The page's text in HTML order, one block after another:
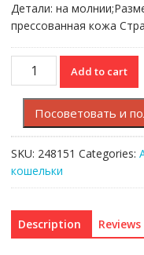
Детали: на
прессованная кожа
Кошелек
Lacoste
CHANTACO
quantity
Add to cart
Посоветовать и
SKU: 248151 Categories:
кошельки
Description Reviews